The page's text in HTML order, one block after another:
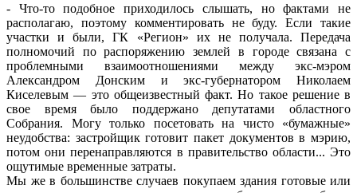
- Что-то подобное приходилось слышать, но фактами не
располагаю, поэтому комментировать не буду. Если такие
участки и были, ГК «Регион» их не получала. Передача
полномочий по распоряжению землей в городе связана с
проблемными взаимоотношениями между экс-мэром
Александром Донским и экс-губернатором Николаем
Киселевым — это общеизвестный факт. Но такое решение в
свое время было поддержано депутатами областного
Собрания. Могу только посетовать на чисто «бумажные»
неудобства: застройщик готовит пакет документов в мэрию,
потом они перенаправляются в правительство области... Это
ощутимые временные затраты.
Мы же в большинстве случаев покупаем здания готовые или